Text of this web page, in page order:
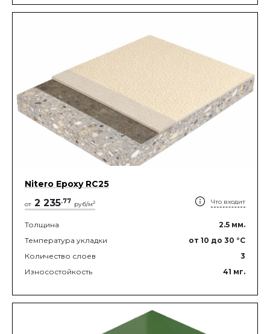
Nitero Epoxy RС25
от 2 235.77 руб/м2 Что входит
Толщина 2.5 мм.
Температура укладки
от 10 до 30 °C
Количество слоев
3
Износостойкость
41 мг.